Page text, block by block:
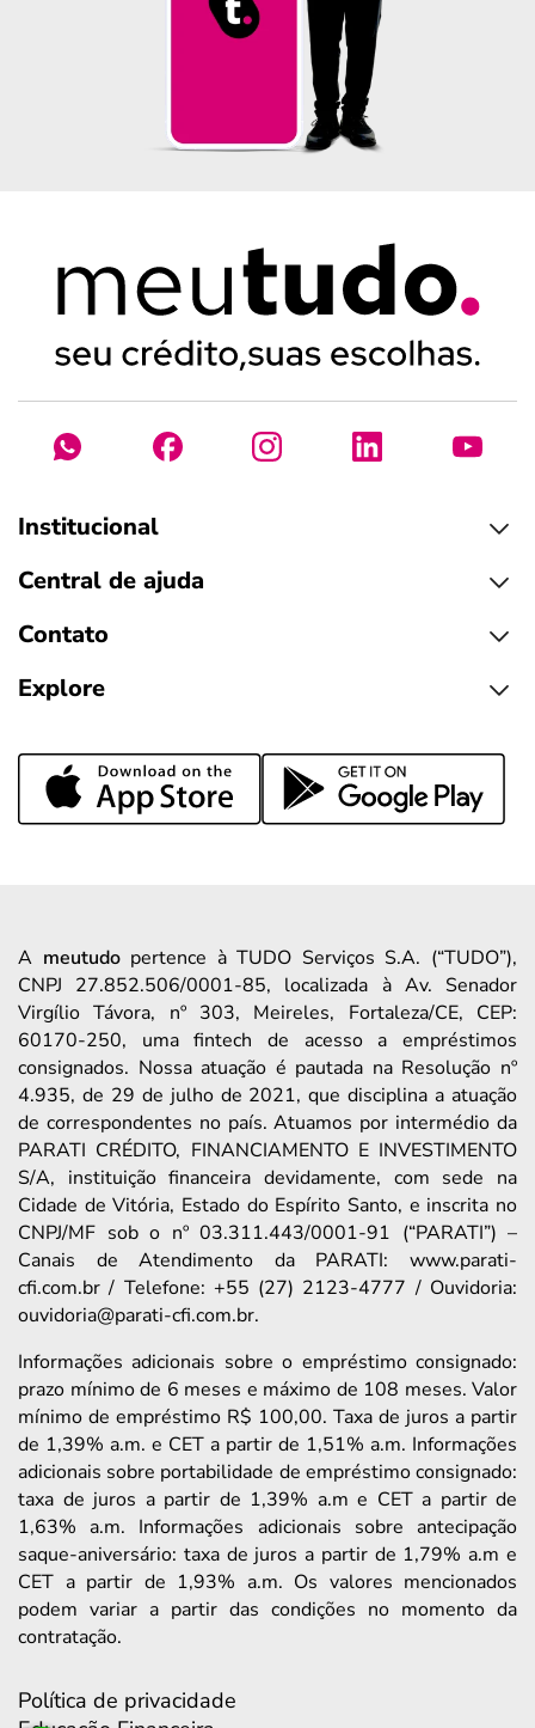
Institucional
Central de ajuda
Contato
Explore
A meutudopertence à TUDO Serviços S.A. (“TUDO”),
CNPJ 27.852.506/0001-85, localizada à Av. Senador
Virgílio Távora, nº 303, Meireles, Fortaleza/CE, CEP:
60170-250, uma fintech de acesso a empréstimos
consignados. Nossa atuação é pautada na Resolução nº
4.935, de 29 de julho de 2021, que disciplina a atuação
de correspondentes no país. Atuamos por intermédio da
PARATI CRÉDITO, FINANCIAMENTO E INVESTIMENTO
S/A, instituição financeira devidamente, com sede na
Cidade de Vitória, Estado do Espírito Santo, e inscrita no
CNPJ/MF sob o nº 03.311.443/0001-91 (“PARATI”) –
Canais de Atendimento da PARATI: www.parati-
cfi.com.br / Telefone: +55 (27) 2123-4777 / Ouvidoria:
ouvidoria@parati-cfi.com.br.
Informações adicionais sobre o empréstimo consignado:
prazo mínimo de 6 meses e máximo de 108 meses. Valor
mínimo de empréstimo R$ 100,00. Taxa de juros a partir
de 1,39% a.m. e CET a partir de 1,51% a.m. Informações
adicionais sobre portabilidade de empréstimo consignado:
taxa de juros a partir de 1,39% a.m e CET a partir de
1,63% a.m. Informações adicionais sobre antecipação
saque-aniversário: taxa de juros a partir de 1,79% a.m e
CET a partir de 1,93% a.m. Os valores mencionados
podem variar a partir das condições no momento da
contratação.
Política de privacidade